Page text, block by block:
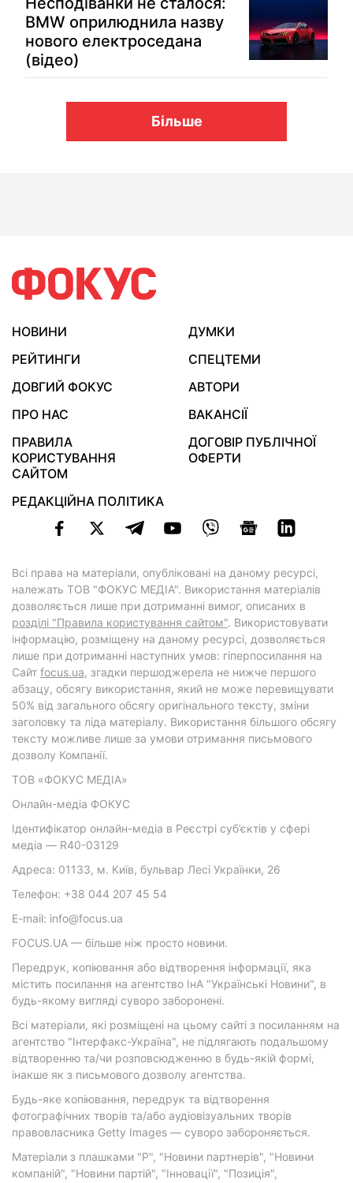
BMW оприлюднила назву
нового електроседана
(відео)
Більше
НОВИНИ
ДУМКИ
РЕЙТИНГИ
СПЕЦТЕМИ
ДОВГИЙ ФОКУС
АВТОРИ
ПРО НАС
ВАКАНСІЇ
ПРАВИЛА
КОРИСТУВАННЯ
САЙТОМ
ДОГОВІР ПУБЛІЧНОЇ
ОФЕРТИ
РЕДАКЦІЙНА ПОЛІТИКА
Всі права на матеріали, опубліковані на даному ресурсі,
належать ТОВ "ФОКУС МЕДІА". Використання матеріалів
дозволяється лише при дотриманні вимог, описаних в
розділі "Правила користування сайтом". Використовувати
інформацію, розміщену на даному ресурсі, дозволяється
лише при дотриманні наступних умов: гіперпосилання на
Cайт focus.ua, згадки першоджерела не нижче першого
абзацу, обсягу використання, який не може перевищувати
50% від загального обсягу оригінального тексту, зміни
заголовку та ліда матеріалу. Використання більшого обсягу
тексту можливе лише за умови отримання письмового
дозволу Компанії.
ТОВ «ФОКУС МЕДІА»
Онлайн-медіа ФОКУС
Ідентифікатор онлайн-медіа в Реєстрі суб’єктів у сфері
медіа — R40-03129
Адреса: 01133, м. Київ, бульвар Лесі Українки, 26
Телефон: +38 044 207 45 54
E-mail: info@focus.ua
FOCUS.UA — більше ніж просто новини.
Передрук, копіювання або відтворення інформації, яка
містить посилання на агентство ІнА "Українські Новини", в
будь-якому вигляді суворо заборонені.
Всі матеріали, які розміщені на цьому сайті з посиланням на
агентство "Інтерфакс-Україна", не підлягають подальшому
відтворенню та/чи розповсюдженню в будь-якій формі,
інакше як з письмового дозволу агентства.
Будь-яке копіювання, передрук та відтворення
фотографічних творів та/або аудіовізуальних творів
правовласника Getty Images — суворо забороняється.
Матеріали з плашками "Р", "Новини партнерів", "Новини
компаній", "Новини партій", "Інновації", "Позиція",